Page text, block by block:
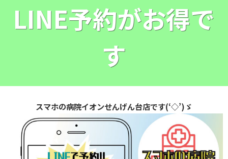
LINE予約がお得で
す
スマホの病院イオンせんげん台店です(‘◇’)ゞ